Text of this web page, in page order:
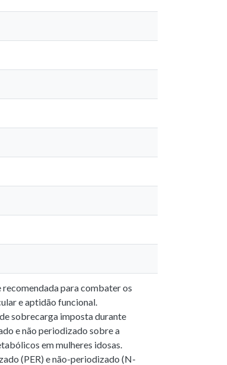
para combater os
e aptidão funcional.
sobrecarga imposta durante
e não periodizado sobre a
em mulheres idosas.
(PER) e não-periodizado (N-